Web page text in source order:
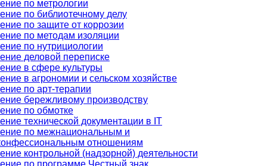
по метрологии
по библиотечному делу
по защите от коррозии
по методам изоляции
по нутрициологии
деловой переписке
в сфере культуры
в агрономии и сельском хозяйстве
по арт-терапии
бережливому производству
по обмотке
технической документации в IT
по межнациональным и
отношениям
контрольной (надзорной) деятельности
по программе Честный знак